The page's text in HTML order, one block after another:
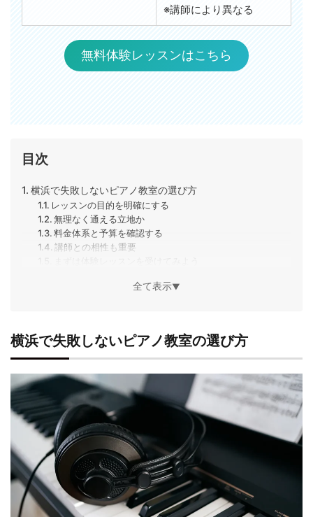
※講師により異なる
無料体験レッスンはこちら
目次
横浜で失敗しないピアノ教室の選び方
レッスンの目的を明確にする
無理なく通える立地か
料金体系と予算を確認する
講師との相性も重要
横浜でおすすめのピアノ教室１０選
福田音楽教室
シアーミュージック
SACHIKOピアノ教室
カワイ音楽教室
江戸ピアノ教室
Kasame MusicSchool (カサメミュージックスクール)
ヤマハミュージックアベニュー横浜みなとみらい
エルピアノスクール
まとめ
よくある質問
Q1: ピアノは全くの初心者でも大丈夫ですか？
Q2: 大会やコンクールを目指せますか？
Q3: 仕事が不規則でも通えますか？
全て表示▼
横浜で失敗しないピアノ教室の選び方